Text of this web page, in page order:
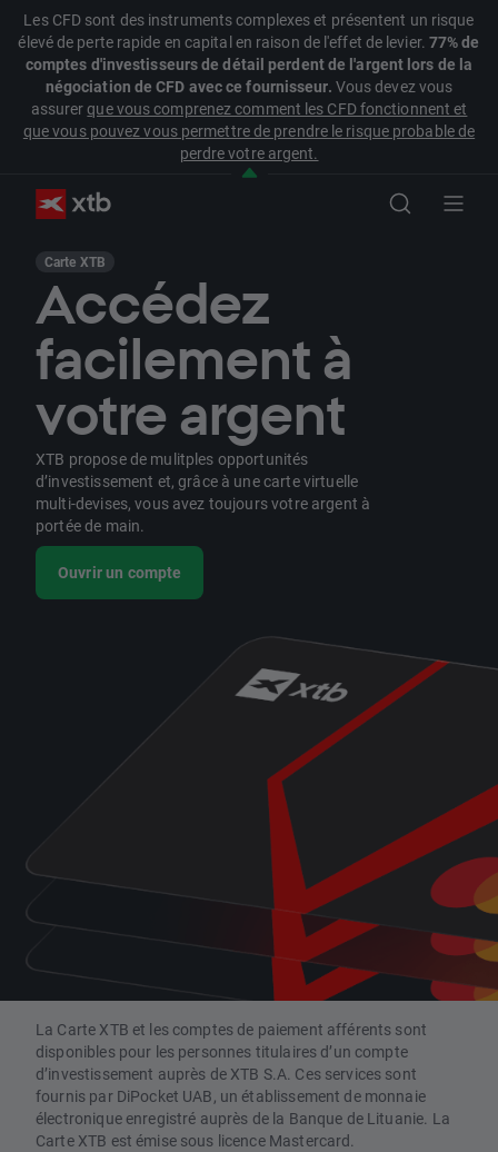
Les CFD sont des instruments complexes et présentent un risque
élevé de perte rapide en capital en raison de l'effet de levier. 77% de
comptes d'investisseurs de détail perdent de l'argent lors de la
négociation de CFD avec ce fournisseur. Vous devez vous
assurerque vous comprenez comment les CFD fonctionnent et
que vous pouvez vous permettre de prendre le risque probable de
perdre votre argent.
Carte XTB
Accédez
facilement à
votre argent
XTB propose de mulitples opportunités
d’investissement et, grâce à une carte virtuelle
multi-devises, vous avez toujours votre argent à
portée de main.
Ouvrir un compte
La Carte XTB et les comptes de paiement afférents sont
disponibles pour les personnes titulaires d’un compte
d’investissement auprès de XTB S.A. Ces services sont
fournis par DiPocket UAB, un établissement de monnaie
électronique enregistré auprès de la Banque de Lituanie. La
Carte XTB est émise sous licence Mastercard.